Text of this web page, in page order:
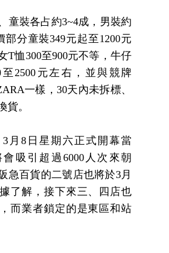
童裝各占約3~4成，男裝約
部分童裝349元起至1200元
T恤300至900元不等，牛仔
至2500 元左右，並與競牌
一樣，30天內未拆標、
貨。
3 月 8 日星期六正式開幕當
吸引超過6000人次來朝
急百貨的二號店也將於3月
了解，接下來三、四店也
而業者鎖定的是東區和站